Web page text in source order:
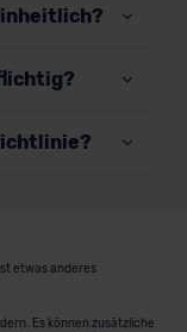
etwas anderes
Es können zusätzliche